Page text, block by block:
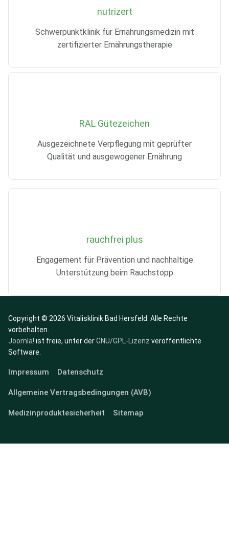
nutrizert
Schwerpunktklinik für Ernährungsmedizin mit
zertifizierter Ernährungstherapie
RAL Gütezeichen
Ausgezeichnete Verpflegung mit geprüfter
Qualität und ausgewogener Ernährung
rauchfrei plus
Engagement für Prävention und nachhaltige
Unterstützung beim Rauchstopp
Copyright © 2026 Vitalisklinik Bad Hersfeld. Alle Rechte
vorbehalten.
Joomla! ist freie, unter derGNU/GPL-Lizenz veröffentlichte
Software.
Impressum Datenschutz
Allgemeine Vertragsbedingungen (AVB)
Medizinproduktesicherheit Sitemap